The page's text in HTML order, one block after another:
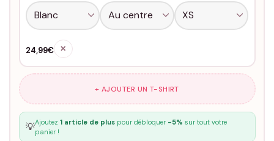
24,99€ ✕
+ AJOUTER UN T-SHIRT
💡Ajoutez 1 article de pluspour débloquer -5% sur tout votre
panier !